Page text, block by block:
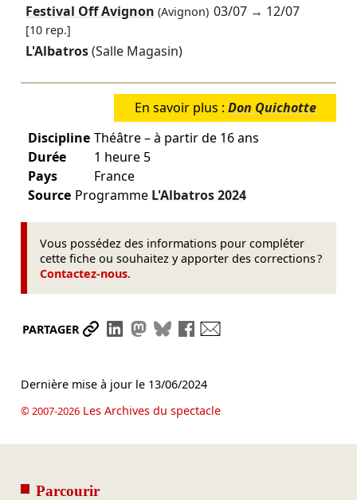
Festival Off Avignon (Avignon) 03/07 → 12/07
[10 rep.]
L'Albatros(Salle Magasin)
En savoir plus : Don Quichotte
Discipline Théâtre – à partir de 16 ans
Durée
1 heure 5
Pays
France
Source Programme L'Albatros2024
Vous possédez des informations pour compléter
cette fiche ou souhaitez y apporter des corrections ?
Contactez-nous.
PARTAGER Partager le lien
Partager sur LinkedIn
Partager sur Mastodon
Partager sur Bluesky
Partager sur Facebook
Dernière mise à jour le 13/06/2024
© 2007-2026Les Archives du spectacle
Parcourir